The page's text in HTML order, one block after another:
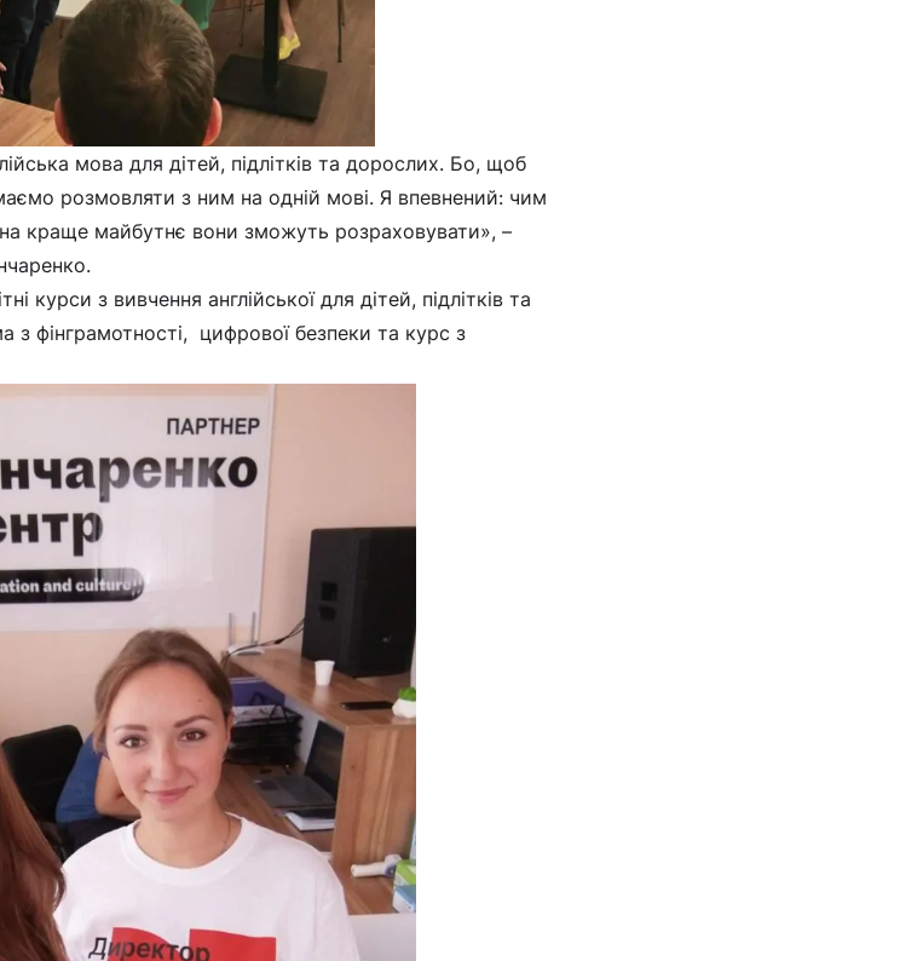
мова для дітей, підлітків та дорослих. Бо, щоб
розмовляти з ним на одній мові. Я впевнений: чим
краще майбутнє вони зможуть розраховувати», –
курси з вивчення англійської для дітей, підлітків та
фінграмотності, цифрової безпеки та курс з